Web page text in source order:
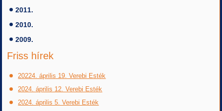
2011.
2010.
2009.
Friss hírek
20224. április 19. Verebi Esték
2024. április 12. Verebi Esték
2024. április 5. Verebi Esték